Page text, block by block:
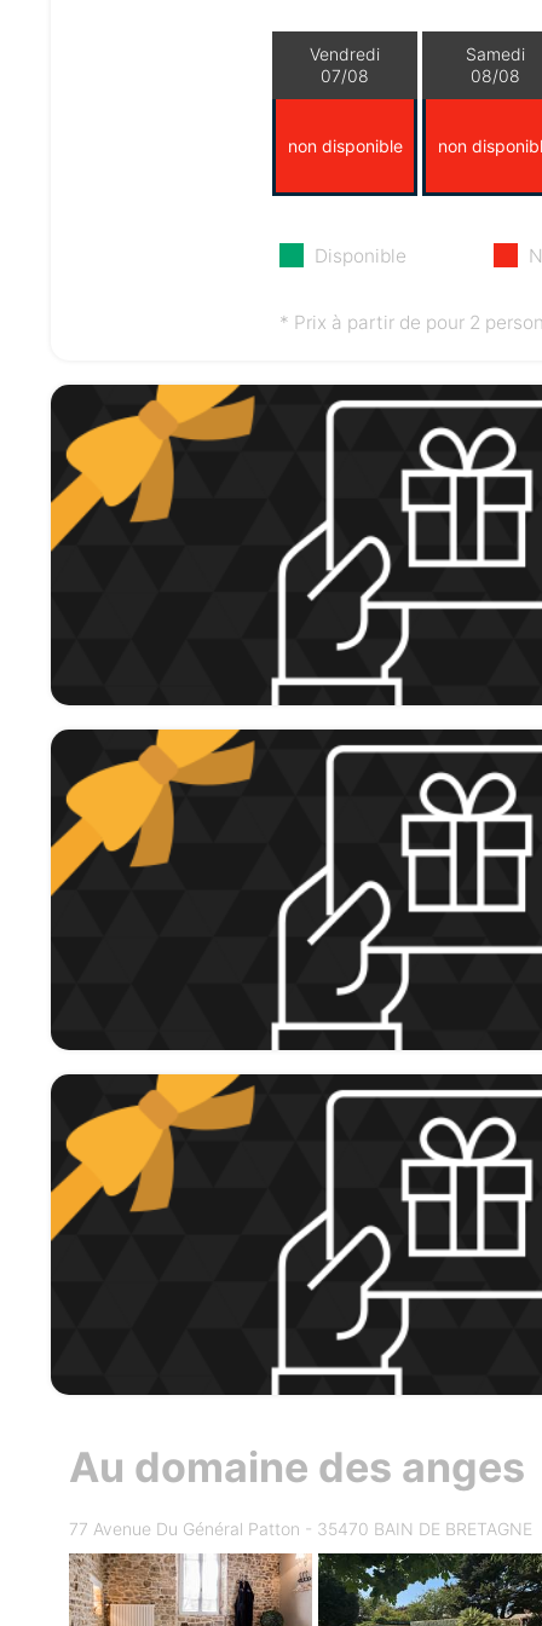
Vendredi
07/08
non disponible
Samedi
08/08
non
Disponible
* Prix à partir de pour 2
Au domaine des anges
77 Avenue Du Général Patton - 35470 BAIN DE BRETAGNE